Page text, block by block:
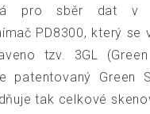
pro sběr dat v
PD8300, který se
tzv. 3GL
patentovaný Green
tak celkové